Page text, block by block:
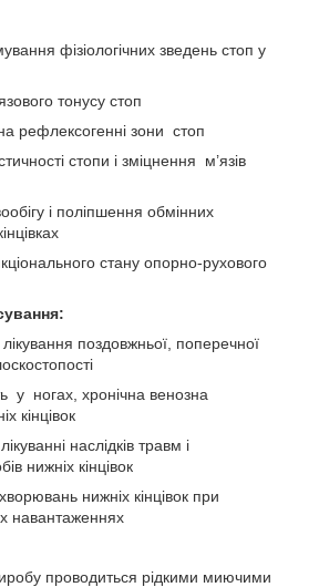
фізіологічних зведень стоп у
тонусу стоп
рефлексогенні зони стоп
стопи і зміцнення м’язів
і поліпшення обмінних
стану опорно-рухового
поздовжньої, поперечної
у ногах, хронічна венозна
кінцівок
наслідків травм і
нижніх кінцівок
нижніх кінцівок при
навантаженнях
проводиться рідкими миючими